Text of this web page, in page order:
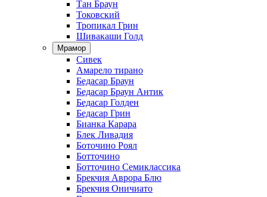
Тан Браун
Токовский
Тропикал Грин
Шивакаши Голд
Мрамор
Сивек
Амарело тирано
Бедасар Браун
Бедасар Браун Антик
Бедасар Голден
Бедасар Грин
Бианка Карара
Блек Ливадия
Боточино Роял
Ботточино
Ботточино Семиклассика
Брекчия Аврора Блю
Брекчия Оничиато